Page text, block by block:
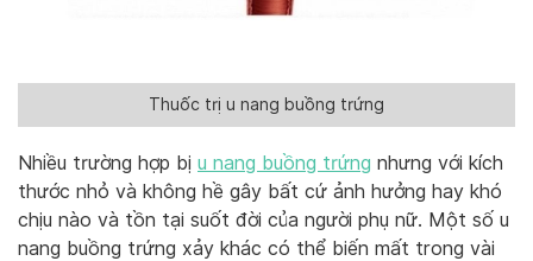
Thuốc trị u nang buồng trứng
Nhiều trường hợp bị u nang buồng trứng nhưng với kích
thước nhỏ và không hề gây bất cứ ảnh hưởng hay khó
chịu nào và tồn tại suốt đời của người phụ nữ. Một số u
nang buồng trứng xảy khác có thể biến mất trong vài